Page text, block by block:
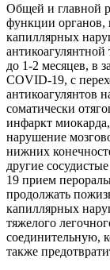
Общей и главной
функции органов,
капиллярных
до 1-2 месяцев, в
COVID-19, с
антикоагулянтов
соматически
инфаркт
нарушение
нижних
другие
19 прием
продолжать
капиллярных
тяжелого
соединительную,
также